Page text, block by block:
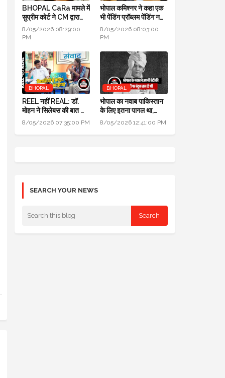
BHOPAL CaRa मामले में
सुप्रीम कोर्ट ने CM द्वारा
बनाई समिति भंग कर दी,
BMC को फ्री हैंड
8/05/2026 08:29:00
PM
भोपाल कमिश्नर ने कहा एक
भी पेंडिंग प्रॉब्लम पेंडिंग नहीं
होनी चाहिए, सबको सॉल्व
करो
8/05/2026 08:03:00
PM
BHOPAL
REEL नहीं REAL: डॉ.
मोहन ने सिलेबस की बात की,
विद्यार्थियों से समझा और
8/05/2026 07:35:00 PM
BHOPAL
भोपाल का नवाब पाकिस्तान
के लिए इतना पागल था,
अपनी ही बेटी पर बंदूक तान
8/05/2026 12:41:00 PM
SEARCH YOUR NEWS